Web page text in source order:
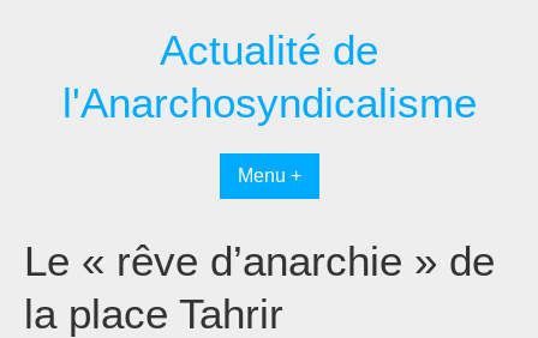
Actualité de
l'Anarchosyndicalisme
Menu +
Le « rêve d’anarchie » de
la place Tahrir